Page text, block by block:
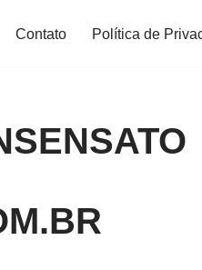
Contato Política de